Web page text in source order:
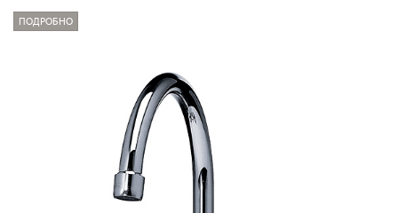
ПОДРОБНО